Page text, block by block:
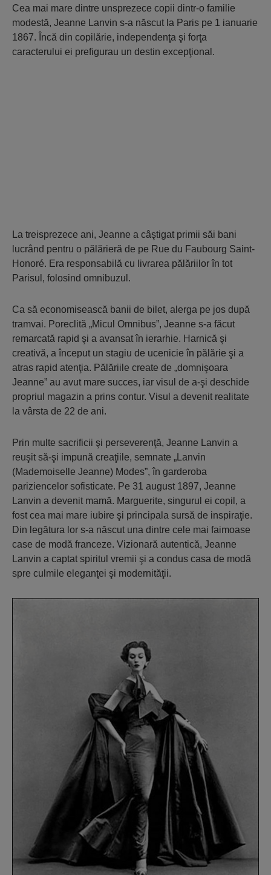
Cea mai mare dintre unsprezece copii dintr-o familie
modestă, Jeanne Lanvin s-a născut la Paris pe 1 ianuarie
1867. Încă din copilărie, independenţa şi forţa
caracterului ei prefigurau un destin excepţional.
La treisprezece ani, Jeanne a câştigat primii săi bani
lucrând pentru o pălărieră de pe Rue du Faubourg Saint-
Honoré. Era responsabilă cu livrarea pălăriilor în tot
Parisul, folosind omnibuzul.
Ca să economisească banii de bilet, alerga pe jos după
tramvai. Poreclită „Micul Omnibus”, Jeanne s-a făcut
remarcată rapid şi a avansat în ierarhie. Harnică şi
creativă, a început un stagiu de ucenicie în pălărie şi a
atras rapid atenţia. Pălăriile create de „domnişoara
Jeanne” au avut mare succes, iar visul de a-şi deschide
propriul magazin a prins contur. Visul a devenit realitate
la vârsta de 22 de ani.
Prin multe sacrificii şi perseverenţă, Jeanne Lanvin a
reuşit să-şi impună creaţiile, semnate „Lanvin
(Mademoiselle Jeanne) Modes”, în garderoba
pariziencelor sofisticate. Pe 31 august 1897, Jeanne
Lanvin a devenit mamă. Marguerite, singurul ei copil, a
fost cea mai mare iubire şi principala sursă de inspiraţie.
Din legătura lor s-a născut una dintre cele mai faimoase
case de modă franceze. Vizionară autentică, Jeanne
Lanvin a captat spiritul vremii şi a condus casa de modă
spre culmile eleganţei şi modernităţii.